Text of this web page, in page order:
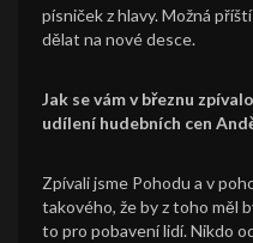
písniček z hlavy. Možná
dělat na nové desce.
Jak se vám v březnu
udílení hudebních cen
Zpívali jsme Pohodu a v
takového, že by z toho měl
to pro pobavení lidí. Nikdo